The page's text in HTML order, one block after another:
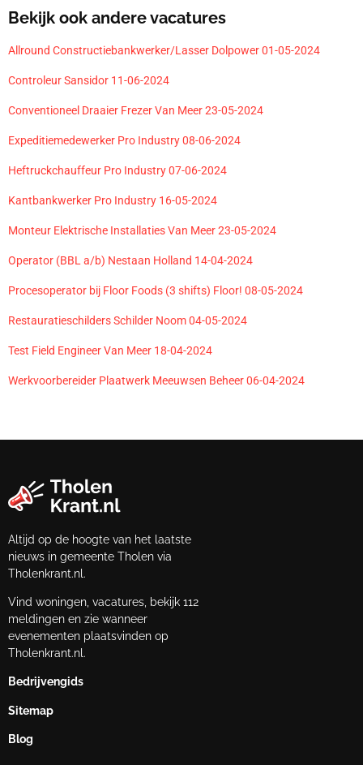
Bekijk ook andere vacatures
Allround Constructiebankwerker/Lasser Dolpower 01-05-2024
Controleur Sansidor 11-06-2024
Conventioneel Draaier Frezer Van Meer 23-05-2024
Expeditiemedewerker Pro Industry 08-06-2024
Heftruckchauffeur Pro Industry 07-06-2024
Kantbankwerker Pro Industry 16-05-2024
Monteur Elektrische Installaties Van Meer 23-05-2024
Operator (BBL a/b) Nestaan Holland 14-04-2024
Procesoperator bij Floor Foods (3 shifts) Floor! 08-05-2024
Restauratieschilders Schilder Noom 04-05-2024
Test Field Engineer Van Meer 18-04-2024
Werkvoorbereider Plaatwerk Meeuwsen Beheer 06-04-2024
Altijd op de hoogte van het laatste
nieuws in gemeente Tholen via
Tholenkrant.nl.
Vind woningen, vacatures, bekijk 112
meldingen en zie wanneer
evenementen plaatsvinden op
Tholenkrant.nl.
Bedrijvengids
Sitemap
Blog